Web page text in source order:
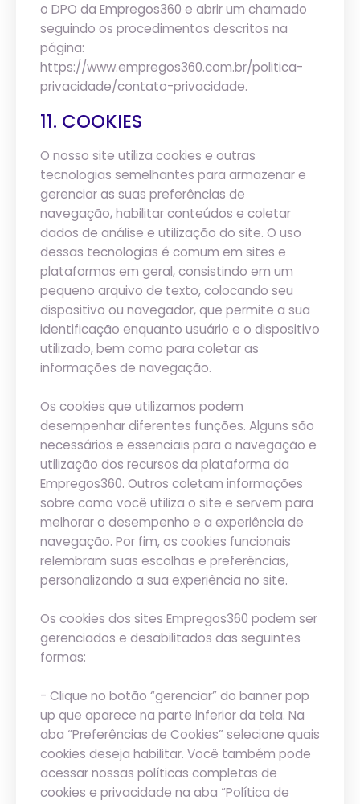
o DPO da Empregos360 e abrir um chamado
seguindo os procedimentos descritos na
página:
https://www.empregos360.com.br/politica-
privacidade/contato-privacidade.
11. COOKIES
O nosso site utiliza cookies e outras
tecnologias semelhantes para armazenar e
gerenciar as suas preferências de
navegação, habilitar conteúdos e coletar
dados de análise e utilização do site. O uso
dessas tecnologias é comum em sites e
plataformas em geral, consistindo em um
pequeno arquivo de texto, colocando seu
dispositivo ou navegador, que permite a sua
identificação enquanto usuário e o dispositivo
utilizado, bem como para coletar as
informações de navegação.
Os cookies que utilizamos podem
desempenhar diferentes funções. Alguns são
necessários e essenciais para a navegação e
utilização dos recursos da plataforma da
Empregos360. Outros coletam informações
sobre como você utiliza o site e servem para
melhorar o desempenho e a experiência de
navegação. Por fim, os cookies funcionais
relembram suas escolhas e preferências,
personalizando a sua experiência no site.
Os cookies dos sites Empregos360 podem ser
gerenciados e desabilitados das seguintes
formas:
- Clique no botão “gerenciar” do banner pop
up que aparece na parte inferior da tela. Na
aba “Preferências de Cookies” selecione quais
cookies deseja habilitar. Você também pode
acessar nossas políticas completas de
cookies e privacidade na aba “Política de